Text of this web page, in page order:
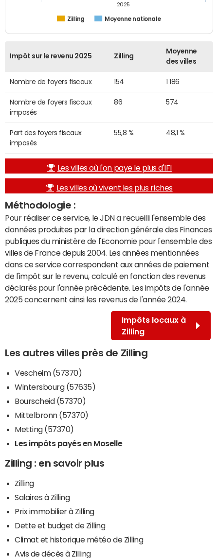
Zilling Moyenne nationale
2025
Impôt sur le revenu 2025 Zilling
Moyenne
des villes
Nombre de foyers fiscaux 154 1 186
Nombre de foyers fiscaux
imposés
86 574
Part des foyers fiscaux
imposés
55,8 % 48,1 %
Les villes où l'on paye le plus d'IFI
Les villes où vivent les plus riches
Méthodologie :
Pour réaliser ce service, le JDN a recueilli l'ensemble des
données produites par la direction générale des Finances
publiques du ministère de l'Economie pour l'ensemble des
villes de France depuis 2004. Les années mentionnées
dans ce service correspondent aux années de paiement
de l'impôt sur le revenu, calculé en fonction des revenus
déclarés pour l'année précédente. Les impôts de l'année
2025 concernent ainsi les revenus de l'année 2024.
Impôts locaux à
Zilling
Les autres villes près de Zilling
Vescheim (57370)
Wintersbourg (57635)
Bourscheid (57370)
Mittelbronn (57370)
Metting (57370)
Les impôts payés en Moselle
Zilling : en savoir plus
Zilling
Salaires à Zilling
Prix immobilier à Zilling
Dette et budget de Zilling
Climat et historique météo de Zilling
Avis de décès à Zilling